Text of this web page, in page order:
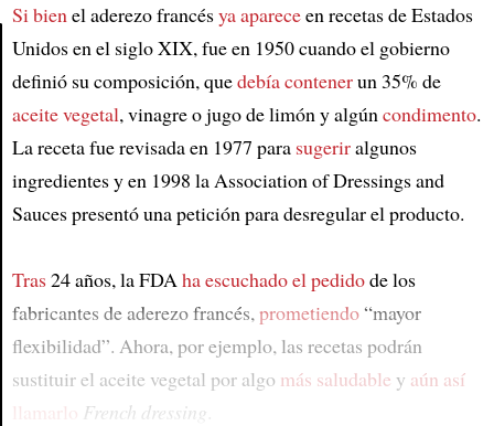
Article
Si bien el aderezo francésya apareceen recetas de Estados
Unidos en el siglo XIX, fue en 1950 cuando el gobierno
definió su composición, quedebía contenerun 35% de
aceite vegetal, vinagre o jugo de limón y algún condimento.
La receta fue revisada en 1977 para sugeriralgunos
ingredientes y en 1998 la Association of Dressings and
Sauces presentó una petición para desregular el producto.
Tras24 años, la FDA ha escuchado el pedidode los
fabricantes de aderezo francés, prometiendo“mayor
flexibilidad”. Ahora, por ejemplo, las recetas podrán
sustituir el aceite vegetal por algo más saludable y aún así
llamarlo
French dressing